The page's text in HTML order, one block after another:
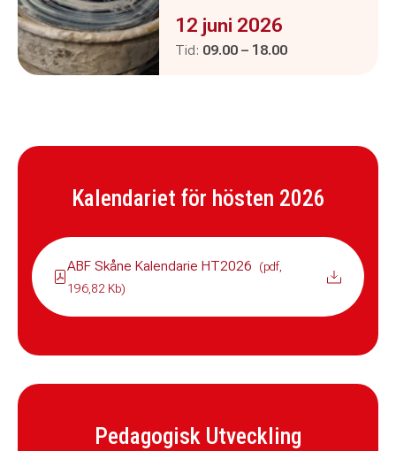
Evenemanget är :
12 juni 2026
Tid: Pågår mellan
09.00 – och
18.00
Kalendariet för hösten 2026
ABF Skåne Kalendarie HT2026
(pdf,
196,82 Kb)
Pedagogisk Utveckling